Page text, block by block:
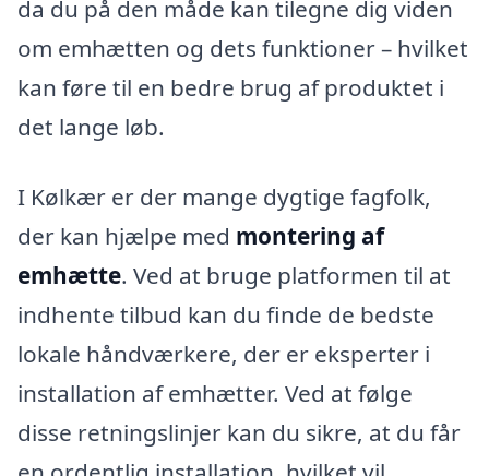
da du på den måde kan tilegne dig viden
om emhætten og dets funktioner – hvilket
kan føre til en bedre brug af produktet i
det lange løb.
I Kølkær er der mange dygtige fagfolk,
der kan hjælpe med montering af
emhætte. Ved at bruge platformen til at
indhente tilbud kan du finde de bedste
lokale håndværkere, der er eksperter i
installation af emhætter. Ved at følge
disse retningslinjer kan du sikre, at du får